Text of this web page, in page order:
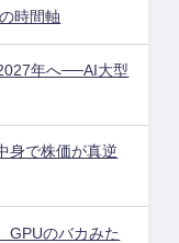
時間軸
年へ──AI大型
身で株価が真逆
GPUのバカみた